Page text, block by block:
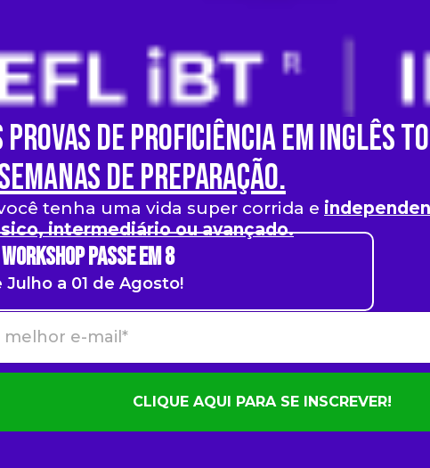
de Proficiência em Inglês
de preparação.
tenha uma vida super corrida e
intermediário ou avançado.
Passe em 8
Julho a 01 de Agosto!
CLIQUE AQUI PARA SE INSCREVER!